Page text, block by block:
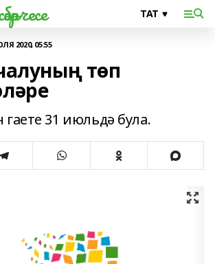
2020, 05:55
төп
31 июльдә була.